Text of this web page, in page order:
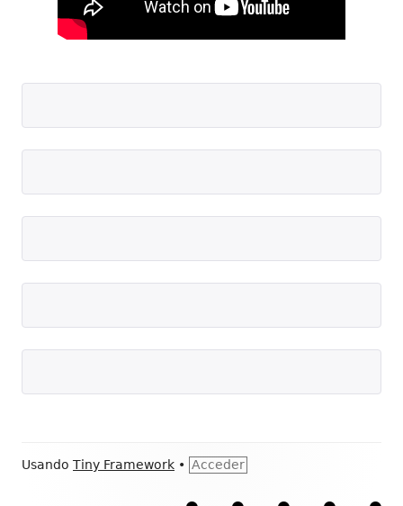
Contenido
Usando Tiny Framework • Acceder